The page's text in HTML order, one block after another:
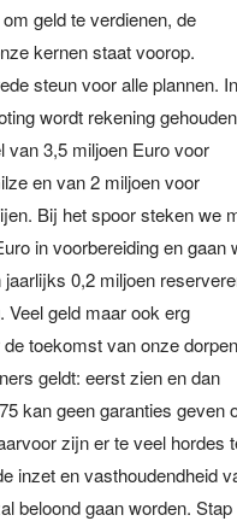
geld te verdienen, de
kernen staat voorop.
steun voor alle plannen.
wordt rekening gehouden
van 3,5 miljoen Euro voor
en van 2 miljoen voor
Bij het spoor steken we
in voorbereiding en gaan
0,2 miljoen
Veel geld maar ook erg
toekomst van onze
geldt: eerst zien en dan
kan geen garanties geven
zijn er te veel hordes
inzet en vasthoudendheid
beloond gaan worden. Stap